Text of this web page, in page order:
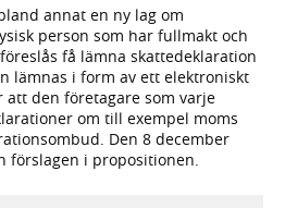
annat en ny lag om
person som har fullmakt och
få lämna skattedeklaration
lämnas i form av ett elektroniskt
den företagare som varje
om till exempel moms
Den 8 december
förslagen i propositionen.